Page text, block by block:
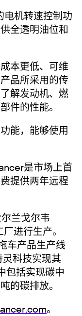
机转速控制功
全透明油位和
本更低、可维
品所采用的传
解发动机、燃
件的性能。
能，能够使用
是市场上首
提供两年远程
兰戈尔韦
进行生产。
车产品生产线
科技实现其
包括实现碳中
的碳排放。
。